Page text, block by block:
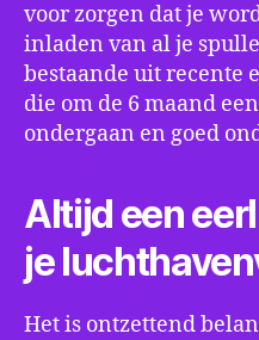
voor zorgen dat je
inladen van al je
bestaande uit recente
die om de 6 maand
ondergaan en goed
Altijd een
je
Het is ontzettend